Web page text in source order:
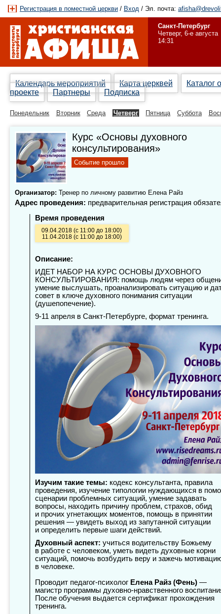
Регистрация в поместной церкви / Вход / Эл. почта:
Санкт-Петербург
Четверг, 6-е августа
14:31
Календарь мероприятий Карта церквей
Каталог
проекте
Партнеры Подписка
Понедельник Вторник Среда Четверг Пятница Суббота
Курс «Основы духовного
консультирования»
Событие прошло
Организатор: Тренер по личному развитию Елена Райз
Адрес проведения: предварительная регистрация
Время проведения
09.04.2018 (с 11:00 до 18:00)
11.04.2018 (с 11:00 до 18:00)
Описание:
ИДЕТ НАБОР НА КУРС ОСНОВЫ ДУХОВНОГО
КОНСУЛЬТИРОВАНИЯ: помощь людям через
умение выслушать, проанализировать ситуацию и
совет в ключе духовного понимания ситуации
(душепопечение).
9-11 апреля в Санкт-Петербурге, формат тренинга.
Изучим такие темы: кодекс консультанта, правила
проведения, изучение типологии нуждающихся в
сценарии проблемных ситуаций, умение задавать
вопросы, находить причину проблем, страхов, обид
и прочих угнетающих моментов, помощь в принятии
решения — увидеть выход из запутанной ситуации
и определить первые шаги действий.
Духовный аспект: учиться водительству Божьему
в работе с человеком, уметь видеть духовные корни
ситуаций, помочь возбудить веру и зажечь
в человеке.
Проводит педагог-психолог Елена Райз (Фень) —
магистр программы духовно-нравственного
После обучения выдается сертификат прохождения
тренинга.